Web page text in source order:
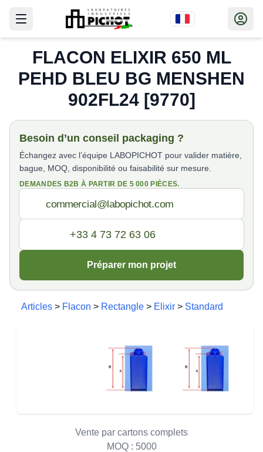
FLACON ELIXIR 650 ML
PEHD BLEU BG MENSHEN
902FL24 [9770]
Besoin d’un conseil packaging ?
Échangez avec l’équipe LABOPICHOT pour valider matière,
bague, MOQ, disponibilité ou faisabilité sur mesure.
DEMANDES B2B À PARTIR DE 5 000 PIÈCES.
Préparer mon projet
Articles > Flacon > Rectangle > Elixir > Standard
Vente par cartons complets
MOQ : 5000